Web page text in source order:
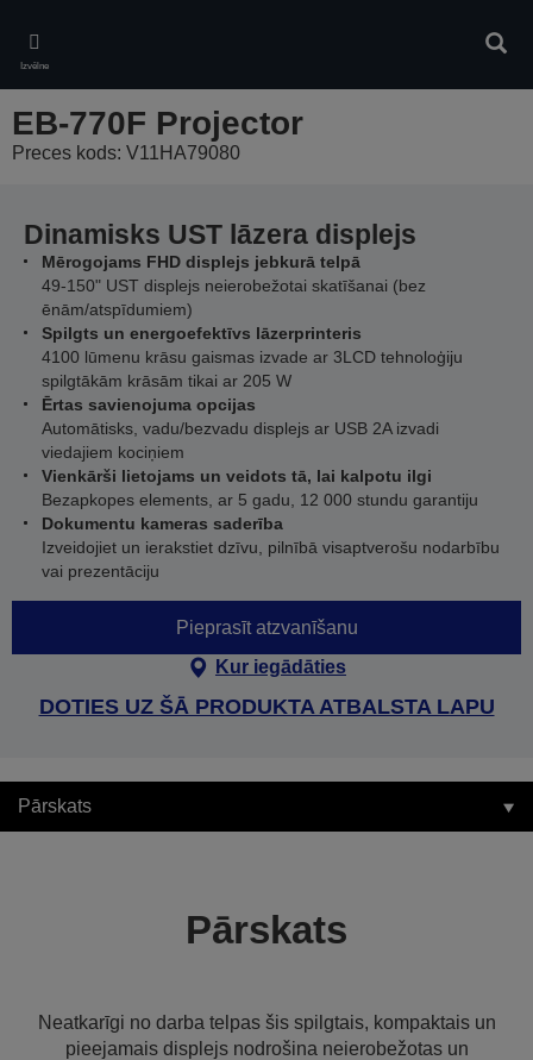
main
content
Izvēlne
EB-770F Projector
Preces kods: V11HA79080
Dinamisks UST lāzera displejs
Mērogojams FHD displejs jebkurā telpā
49-150" UST displejs neierobežotai skatīšanai (bez
ēnām/atspīdumiem)
Spilgts un energoefektīvs lāzerprinteris
4100 lūmenu krāsu gaismas izvade ar 3LCD tehnoloģiju
spilgtākām krāsām tikai ar 205 W
Ērtas savienojuma opcijas
Automātisks, vadu/bezvadu displejs ar USB 2A izvadi
viedajiem kociņiem
Vienkārši lietojams un veidots tā, lai kalpotu ilgi
Bezapkopes elements, ar 5 gadu, 12 000 stundu garantiju
Dokumentu kameras saderība
Izveidojiet un ierakstiet dzīvu, pilnībā visaptverošu nodarbību
vai prezentāciju
Pieprasīt atzvanīšanu
Kur iegādāties
DOTIES UZ ŠĀ PRODUKTA ATBALSTA LAPU
Pārskats
Pārskats
Neatkarīgi no darba telpas šis spilgtais, kompaktais un
pieejamais displejs nodrošina neierobežotas un